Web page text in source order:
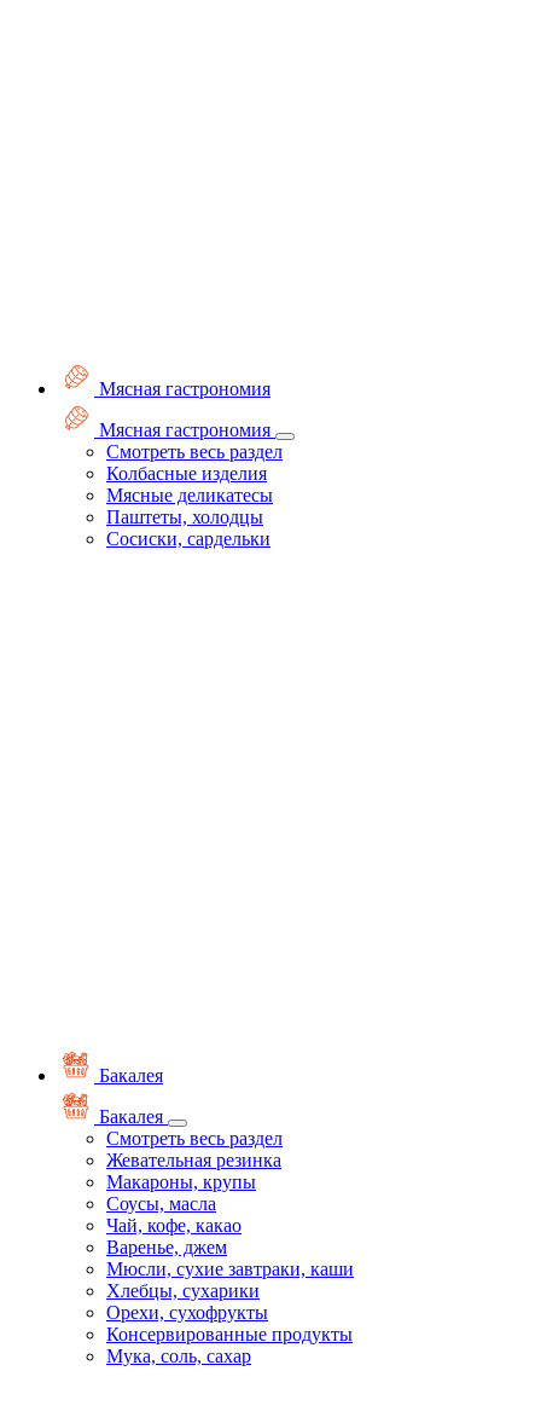
Мясная гастрономия
Мясная гастрономия
Смотреть весь раздел
Колбасные изделия
Мясные деликатесы
Паштеты, холодцы
Сосиски, сардельки
Бакалея
Бакалея
Смотреть весь раздел
Жевательная резинка
Макароны, крупы
Соусы, масла
Чай, кофе, какао
Варенье, джем
Мюсли, сухие завтраки, каши
Хлебцы, сухарики
Орехи, сухофрукты
Консервированные продукты
Мука, соль, сахар